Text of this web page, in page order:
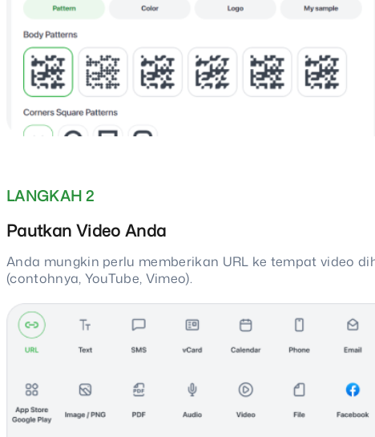
LANGKAH 2
Pautkan Video Anda
Anda mungkin perlu memberikan URL ke tempat video
(contohnya, YouTube, Vimeo).